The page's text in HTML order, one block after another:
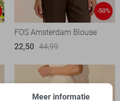
-50%
FOS Amsterdam Blouse
22,50 44,99
Meer informatie